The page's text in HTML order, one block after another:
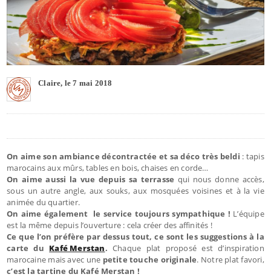
Claire, le 7 mai 2018
On aime son ambiance décontractée et sa déco très beldi : tapis
marocains aux mûrs, tables en bois, chaises en corde…
On aime aussi la vue depuis sa terrasse qui nous donne accès,
sous un autre angle, aux souks, aux mosquées voisines et à la vie
animée du quartier.
On aime également le service toujours sympathique ! L’équipe
est la même depuis l’ouverture : cela créer des affinités !
Ce que l’on préfère par dessus tout, ce sont les suggestions à la
carte du Kafé Merstan. Chaque plat proposé est d’inspiration
marocaine mais avec une petite touche originale. Notre plat favori,
c’est la tartine du Kafé Merstan !